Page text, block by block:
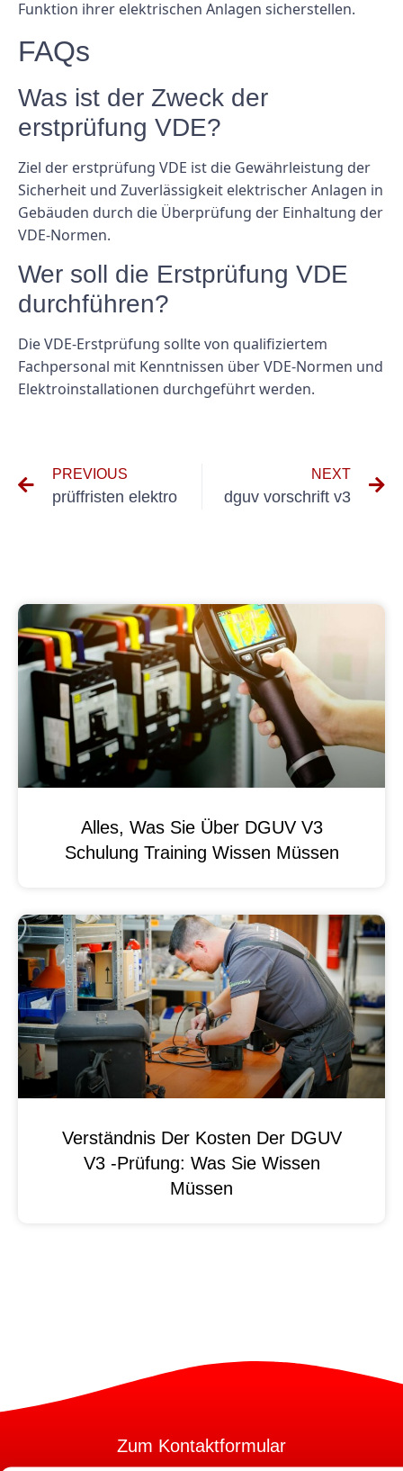
Funktion ihrer elektrischen Anlagen sicherstellen.
FAQs
Was ist der Zweck der
erstprüfung VDE?
Ziel der erstprüfung VDE ist die Gewährleistung der
Sicherheit und Zuverlässigkeit elektrischer Anlagen in
Gebäuden durch die Überprüfung der Einhaltung der
VDE-Normen.
Wer soll die Erstprüfung VDE
durchführen?
Die VDE-Erstprüfung sollte von qualifiziertem
Fachpersonal mit Kenntnissen über VDE-Normen und
Elektroinstallationen durchgeführt werden.
PREVIOUS
prüffristen elektro
NEXT
dguv vorschrift v3
Alles, Was Sie Über DGUV V3
Schulung Training Wissen Müssen
Verständnis Der Kosten Der DGUV
V3 -Prüfung: Was Sie Wissen
Müssen
Zum Kontaktformular